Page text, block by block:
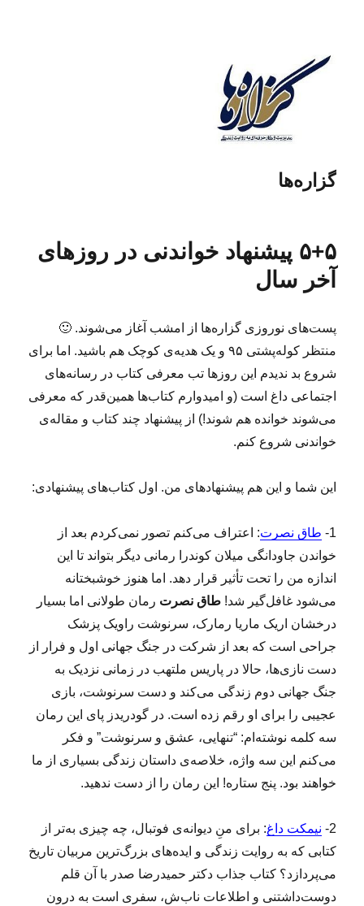
گزاره‌ها
۵+۵ پیشنهاد خواندنی در روزهای
آخر سال
پست‌های نوروزی گزاره‌ها از امشب آغاز می‌شوند. 🙂
منتظر کوله‌پشتی ۹۵ و یک هدیه‌ی کوچک هم باشید. اما برای
شروع بد ندیدم این روزها تب معرفی کتاب در رسانه‌های
اجتماعی داغ است (و امیدوارم کتاب‌‌ها همین‌قدر که معرفی
می‌شوند خوانده هم شوند!) از پیشنهاد چند کتاب و مقاله‌ی
خواندنی شروع کنم.
این شما و این هم پیشنهادهای من. اول کتاب‌های پیشنهادی:
1- طاق نصرت: اعتراف می‌کنم تصور نمی‌کردم بعد از
خواندن جاودانگی میلان کوندرا رمانی دیگر بتواند تا این
اندازه من را تحت تأثیر قرار دهد. اما هنوز خوشبختانه
می‌شود غافل‌گیر شد!طاق نصرت رمان طولانی اما بسیار
درخشان اریک ماریا رمارک، سرنوشت راویک پزشک
جراحی است که بعد از شرکت در جنگ جهانی اول و فرار از
دست نازی‌ها، حالا در پاریس ملتهب در زمانی نزدیک به
جنگ جهانی دوم زندگی می‌کند و دست سرنوشت، بازی
عجیبی را برای او رقم زده است. در گودریدز پای این رمان
سه کلمه نوشته‌ام: “تنهایی، عشق و سرنوشت” و فکر
می‌کنم این سه واژه، خلاصه‌ی داستان زندگی بسیاری از ما
خواهند بود. پنج ستاره! این رمان را از دست ندهید.
2- نیمکت داغ: برای منِ دیوانه‌ی فوتبال، چه چیزی به‌تر از
کتابی که به روایت زندگی و ایده‌های بزرگ‌ترین مربیان تاریخ
می‌پردازد؟ کتاب جذاب دکتر حمیدرضا صدر با آن قلم
دوست‌داشتنی و اطلاعات ناب‌ش، سفری است به درون